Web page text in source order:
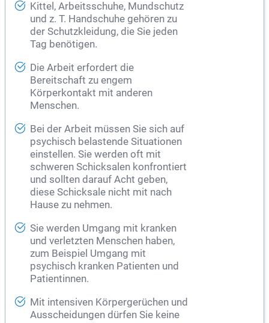
Kittel, Arbeitsschuhe, Mundschutz
und z. T. Handschuhe gehören zu
der Schutzkleidung, die Sie jeden
Tag benötigen.
Die Arbeit erfordert die
Bereitschaft zu engem
Körperkontakt mit anderen
Menschen.
Bei der Arbeit müssen Sie sich auf
psychisch belastende Situationen
einstellen. Sie werden oft mit
schweren Schicksalen konfrontiert
und sollten darauf Acht geben,
diese Schicksale nicht mit nach
Hause zu nehmen.
Sie werden Umgang mit kranken
und verletzten Menschen haben,
zum Beispiel Umgang mit
psychisch kranken Patienten und
Patientinnen.
Mit intensiven Körpergerüchen und
Ausscheidungen dürfen Sie keine